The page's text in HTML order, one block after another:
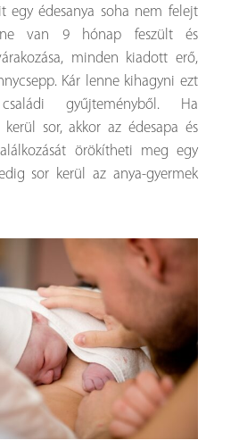
egy édesanya soha nem felejt
van 9 hónap feszült és
minden kiadott erő,
Kár lenne kihagyni ezt
gyűjteményből. Ha
kerül sor, akkor az édesapa és
örökítheti meg egy
sor kerül az anya-gyermek